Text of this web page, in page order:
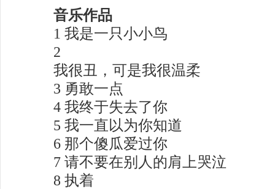
音乐作品
1 我是一只小小鸟
2
我很丑，可是我很温柔
3 勇敢一点
4 我终于失去了你
5 我一直以为你知道
6 那个傻瓜爱过你
7 请不要在别人的肩上哭泣
8 执着